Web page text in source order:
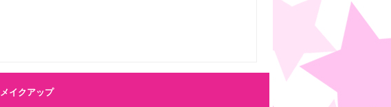
メイクアップ